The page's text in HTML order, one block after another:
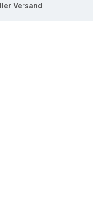
Versand